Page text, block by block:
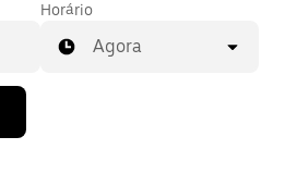
Horário
Agora